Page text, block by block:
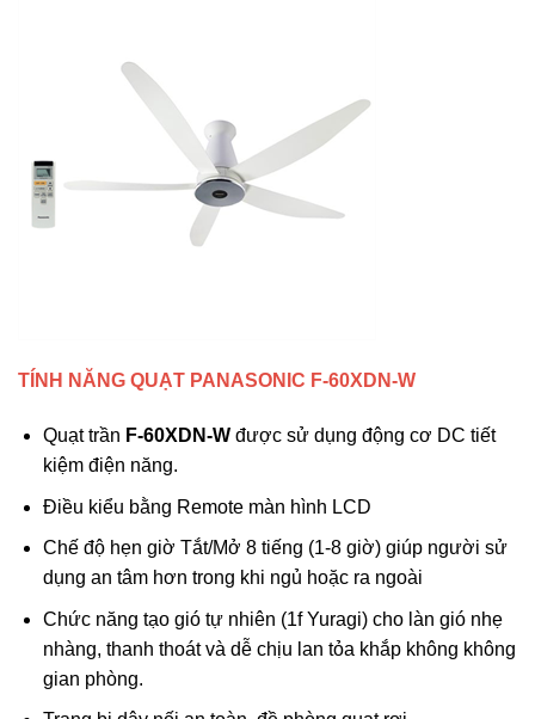
TÍNH NĂNG QUẠT PANASONIC F-60XDN-W
Quạt trần F-60XDN-Wđược sử dụng động cơ DC tiết
kiệm điện năng.
Điều kiểu bằng Remote màn hình LCD
Chế độ hẹn giờ Tắt/Mở 8 tiếng (1-8 giờ) giúp người sử
dụng an tâm hơn trong khi ngủ hoặc ra ngoài
Chức năng tạo gió tự nhiên (1f Yuragi) cho làn gió nhẹ
nhàng, thanh thoát và dễ chịu lan tỏa khắp không không
gian phòng.